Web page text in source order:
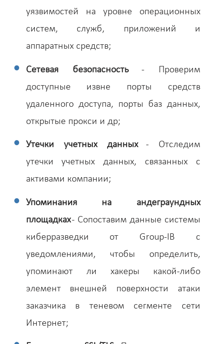
уязвимостей на уровне операционных
систем, служб, приложений и
аппаратных средств;
Сетевая безопасность- Проверим
доступные извне порты средств
удаленного доступа, порты баз данных,
открытые прокси и др;
Утечки учетных данных- Отследим
утечки учетных данных, связанных с
активами компании;
Упоминания на андеграундных
площадках- Сопоставим данные системы
киберразведки от Group-IB с
уведомлениями, чтобы определить,
упоминают ли хакеры какой-либо
элемент внешней поверхности атаки
заказчика в теневом сегменте сети
Интернет;